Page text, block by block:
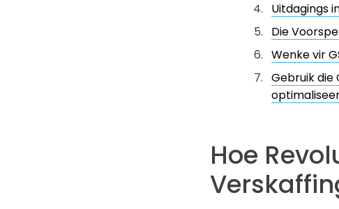
Uitdagings
Die
Wenke vir
Gebruik die
Hoe